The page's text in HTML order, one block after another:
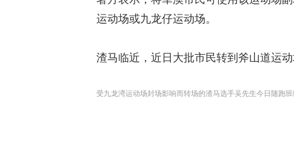
运动场或九龙仔运动场。
渣马临近，近日大批市民转到斧山道运
受九龙湾运动场封场影响而转场的渣马选手吴先生今日随跑